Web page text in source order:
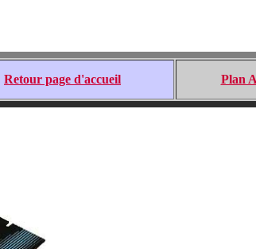
Retour page d'accueil Plan